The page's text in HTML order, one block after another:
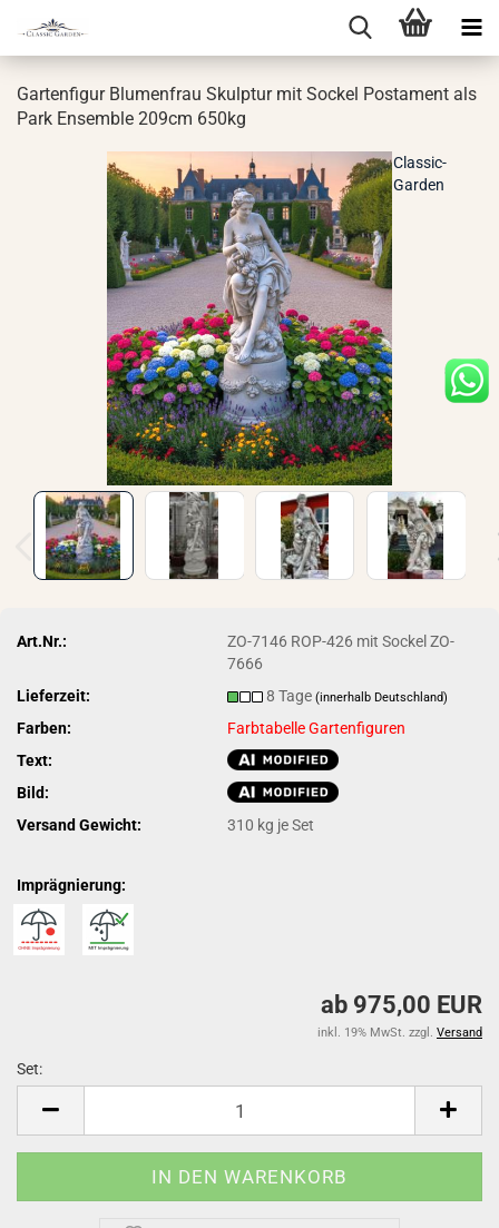
Gar­ten­fi­gur Blu­men­frau Skulp­tur mit So­ckel Pos­ta­ment als
Park En­sem­ble 209cm 650kg
Classic-
Garden
Art.Nr.:
ZO-7146 ROP-426 mit Sockel ZO-
7666
Lieferzeit:
8 Tage(innerhalb Deutschland)
Farben:
Farbtabelle Gartenfiguren
Text:
Bild:
Versand Gewicht:
310 kg je Set
Imprägnierung:
ab 975,00 EUR
inkl. 19% MwSt. zzgl. Versand
Set: